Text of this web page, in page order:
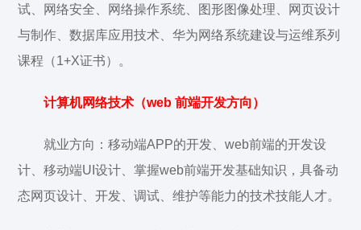
试、网络安全、网络操作系统、图形图像处理、网页设计
与制作、数据库应用技术、华为网络系统建设与运维系列
课程（1+X证书）。
计算机网络技术（web 前端开发方向）
就业方向：移动端APP的开发、web前端的开发设
计、移动端UI设计、掌握web前端开发基础知识，具备动
态网页设计、开发、调试、维护等能力的技术技能人才。